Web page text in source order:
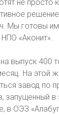
не просто
решение
Мы готовы
«Аконит».
выпуск 400
На этой
завод по
запущенный в
в ОЭЗ